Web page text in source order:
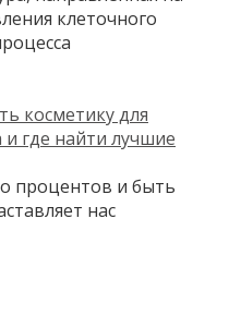
клеточного
косметику для
где найти лучшие
процентов и быть
нас